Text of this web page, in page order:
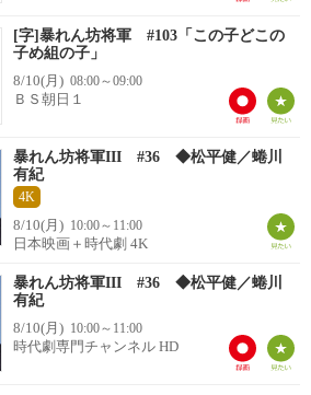
[字]暴れん坊将軍 #103「この子どこの
子め組の子」
8/10(月) 08:00～09:00
ＢＳ朝日１
暴れん坊将軍III #36 ◆松平健／蜷川
有紀
4K
8/10(月) 10:00～11:00
日本映画＋時代劇 4K
暴れん坊将軍III #36 ◆松平健／蜷川
有紀
8/10(月) 10:00～11:00
時代劇専門チャンネル HD